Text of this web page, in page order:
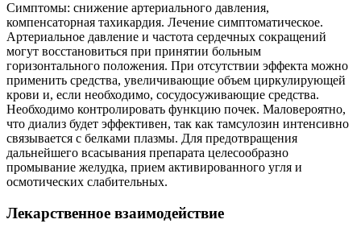
Симптомы: снижение артериального давления,
компенсаторная тахикардия. Лечение симптоматическое.
Артериальное давление и частота сердечных сокращений
могут восстановиться при принятии больным
горизонтального положения. При отсутствии эффекта можно
применить средства, увеличивающие объем циркулирующей
крови и, если необходимо, сосудосуживающие средства.
Необходимо контролировать функцию почек. Маловероятно,
что диализ будет эффективен, так как тамсулозин интенсивно
связывается с белками плазмы. Для предотвращения
дальнейшего всасывания препарата целесообразно
промывание желудка, прием активированного угля и
осмотических слабительных.
Лекарственное взаимодействие